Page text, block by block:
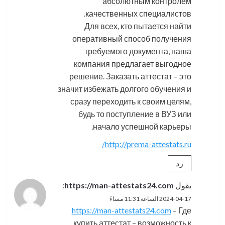
качественных специалистов.
Для всех, кто пытается найти
оперативный способ получения
требуемого документа, наша
компания предлагает выгодное
решение. Заказать аттестат – это
значит избежать долгого обучения и
сразу переходить к своим целям,
будь то поступление в ВУЗ или
начало успешной карьеры.
http://prema-attestats.ru/
رد
يقول https://man-attestats24.com
:
2024-04-17 الساعة 11:31 مساءً
https://man-attestats24.com– Где
купить аттестат – возможность к